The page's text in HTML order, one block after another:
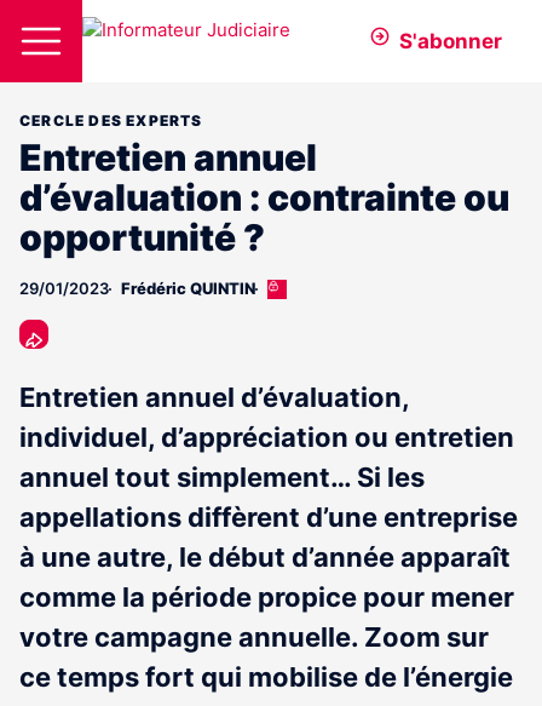
S'abonner
CERCLE DES EXPERTS
Entretien annuel
d’évaluation : contrainte ou
opportunité ?
29/01/2023 Frédéric QUINTIN
Cet
aux
abonnés
Entretien annuel d’évaluation,
individuel, d’appréciation ou entretien
annuel tout simplement… Si les
appellations diffèrent d’une entreprise
à une autre, le début d’année apparaît
comme la période propice pour mener
votre campagne annuelle. Zoom sur
ce temps fort qui mobilise de l’énergie